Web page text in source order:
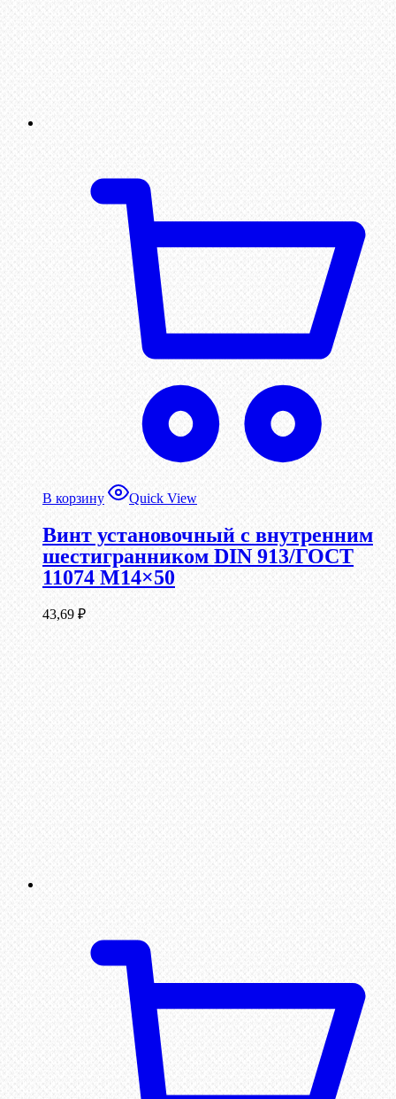
В корзину Quick View
Винт установочный с внутренним
шестигранником DIN 913/ГОСТ
11074 М14×50
43,69 ₽